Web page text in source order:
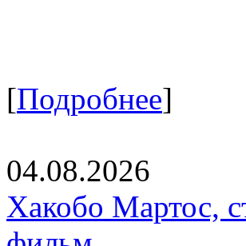
[Подробнее]
04.08.2026
Хакобо Мартос,